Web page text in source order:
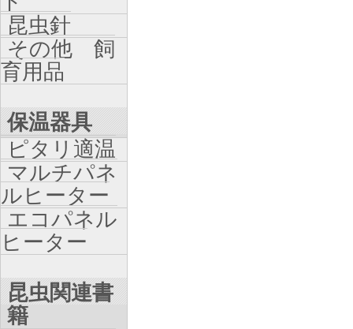
昆虫針
その他 飼
育用品
保温器具
ピタリ適温
マルチパネ
ルヒーター
エコパネル
ヒーター
昆虫関連書
籍